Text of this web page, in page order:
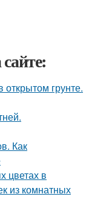
открытом грунте.
Как
цветах в
из комнатных